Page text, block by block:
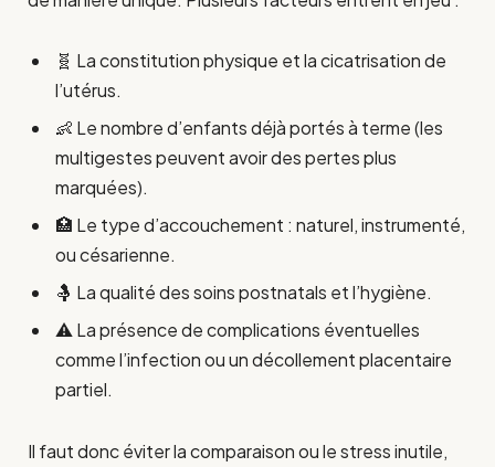
🧬 La constitution physique et la cicatrisation de
l’utérus.
👶 Le nombre d’enfants déjà portés à terme (les
multigestes peuvent avoir des pertes plus
marquées).
🏥 Le type d’accouchement : naturel, instrumenté,
ou césarienne.
🤱 La qualité des soins postnatals et l’hygiène.
⚠️ La présence de complications éventuelles
comme l’infection ou un décollement placentaire
partiel.
Il faut donc éviter la comparaison ou le stress inutile,